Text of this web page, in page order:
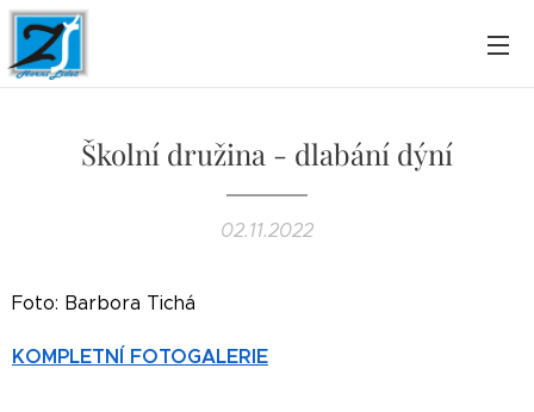
Školní družina - dlabání dýní
02.11.2022
Foto: Barbora Tichá
KOMPLETNÍ FOTOGALERIE